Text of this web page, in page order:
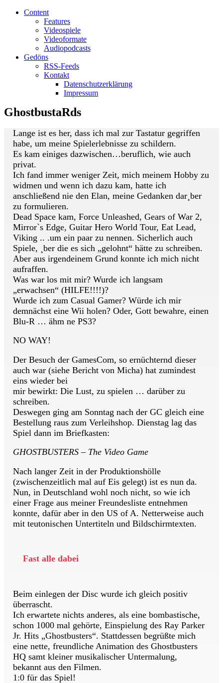
Content
Features
Videospiele
Videoformate
Audiopodcasts
Gedöns
RSS-Feeds
Kontakt
Datenschutzerklärung
Impressum
GhostbustaRds
Lange ist es her, dass ich mal zur Tastatur gegriffen
habe, um meine Spielerlebnisse zu schildern.
Es kam einiges dazwischen…beruflich, wie auch
privat.
Ich fand immer weniger Zeit, mich meinem Hobby zu
widmen und wenn ich dazu kam, hatte ich
anschließend nie den Elan, meine Gedanken dar¸ber
zu formulieren.
Dead Space kam, Force Unleashed, Gears of War 2,
Mirror`s Edge, Guitar Hero World Tour, Eat Lead,
Viking .. .um ein paar zu nennen. Sicherlich auch
Spiele, ¸ber die es sich „gelohnt“ hätte zu schreiben.
Aber aus irgendeinem Grund konnte ich mich nicht
aufraffen.
Was war los mit mir? Wurde ich langsam
„erwachsen“ (HILFE!!!!)?
Wurde ich zum Casual Gamer? Würde ich mir
demnächst eine Wii holen? Oder, Gott bewahre, einen
Blu-R … ähm ne PS3?
NO WAY!
Der Besuch der GamesCom, so ernüchternd dieser
auch war (siehe Bericht von Micha) hat zumindest
eins wieder bei
mir bewirkt: Die Lust, zu spielen … darüber zu
schreiben.
Deswegen ging am Sonntag nach der GC gleich eine
Bestellung raus zum Verleihshop. Dienstag lag das
Spiel dann im Briefkasten:
GHOSTBUSTERS – The Video Game
Nach langer Zeit in der Produktionshölle
(zwischenzeitlich mal auf Eis gelegt) ist es nun da.
Nun, in Deutschland wohl noch nicht, so wie ich
einer Frage aus meiner Freundesliste entnehmen
konnte, dafür aber in den US of A. Netterweise auch
mit teutonischen Untertiteln und Bildschirmtexten.
Fast alle dabei
Beim einlegen der Disc wurde ich gleich positiv
überrascht.
Ich erwartete nichts anderes, als eine bombastische,
schon 1000 mal gehörte, Einspielung des Ray Parker
Jr. Hits „Ghostbusters“. Stattdessen begrüßte mich
eine nette, freundliche Animation des Ghostbusters
HQ samt kleiner musikalischer Untermalung,
bekannt aus den Filmen.
1:0 für das Spiel!